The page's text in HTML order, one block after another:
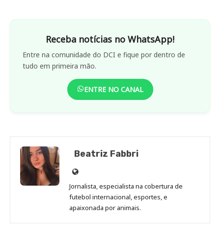
Receba notícias no WhatsApp!
Entre na comunidade do DCI e fique por dentro de
tudo em primeira mão.
ENTRE NO CANAL
Beatriz Fabbri
Site
de
Beatriz
Fabbri
Jornalista, especialista na cobertura de
futebol internacional, esportes, e
apaixonada por animais.